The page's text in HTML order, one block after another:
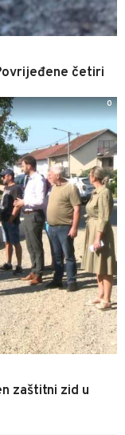
četiri
zaštitni zid u
0